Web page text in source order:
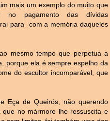
mais um exemplo do muito que
no pagamento das dívidas
para
com a memória daqueles
mesmo tempo que perpetua a
porque ela é sempre espelho da
do escultor incomparável, que
Eça de Queirós, não querendo
no mármore lhe ressuscita e